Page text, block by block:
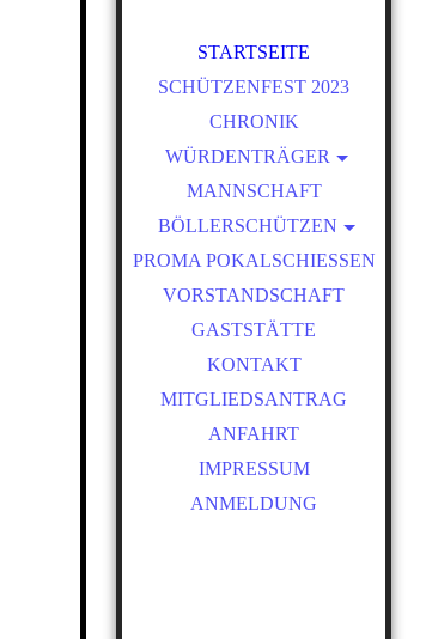
STARTSEITE
SCHÜTZENFEST 2023
CHRONIK
WÜRDENTRÄGER
SCHÜTZENKÖNIGE
VEREINSMEISTER
MANNSCHAFT
BÖLLERSCHÜTZEN
OKTOBERFEST &
BILDER HUBERTUSMESSE
NEUJAHRSBÖLLERN
BILDER BÖLLER
PROMA POKALSCHIESSEN
VORSTANDSCHAFT
GASTSTÄTTE
KONTAKT
MITGLIEDSANTRAG
ANFAHRT
IMPRESSUM
ANMELDUNG